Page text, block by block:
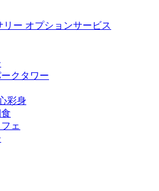
ー オプションサービス
クタワー
彩身
ェ